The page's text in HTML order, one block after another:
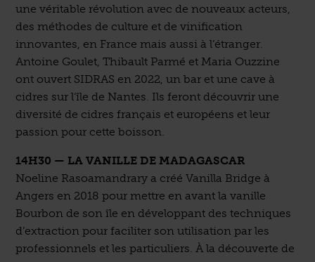
une véritable révolution avec de nouveaux acteurs,
des méthodes de culture et de vinification
innovantes, en France mais aussi à l’étranger.
Antoine Goulet, Thibault Parmé et Maria Ouzzine
ont ouvert SIDRAS en 2022, un bar et une cave à
cidres sur l’île de Nantes. Ils feront découvrir une
diversité de cidres français et européens et leur
passion pour cette boisson.
14H30 — LA VANILLE DE MADAGASCAR
Noeline Rasoamandrary a créé Vanilla Bridge à
Angers en 2018 pour mettre en avant la vanille
Bourbon de son île en développant des techniques
d’extraction pour faciliter son utilisation par les
professionnels et les particuliers. À la découverte de